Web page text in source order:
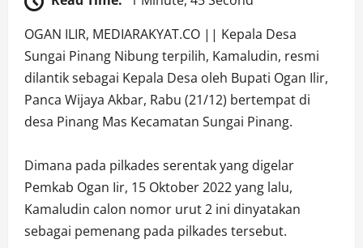
OGAN ILIR, MEDIARAKYAT.CO || Kepala Desa
Sungai Pinang Nibung terpilih, Kamaludin, resmi
dilantik sebagai Kepala Desa oleh Bupati Ogan Ilir,
Panca Wijaya Akbar, Rabu (21/12) bertempat di
desa Pinang Mas Kecamatan Sungai Pinang.
Dimana pada pilkades serentak yang digelar
Pemkab Ogan Iir, 15 Oktober 2022 yang lalu,
Kamaludin calon nomor urut 2 ini dinyatakan
sebagai pemenang pada pilkades tersebut.